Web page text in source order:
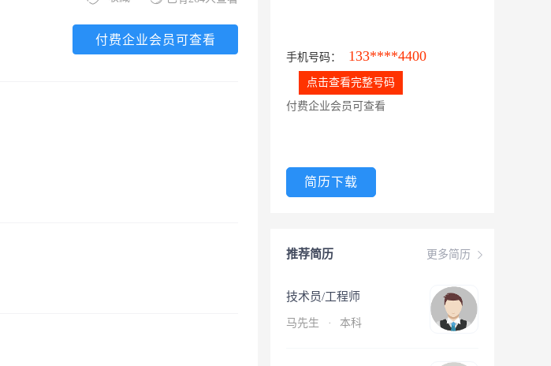
付费企业会员可查看
手机号码： 133****4400
点击查看完整号码
付费企业会员可查看
简历下载
更多简历
推荐简历
技术员/工程师
马先生 · 本科